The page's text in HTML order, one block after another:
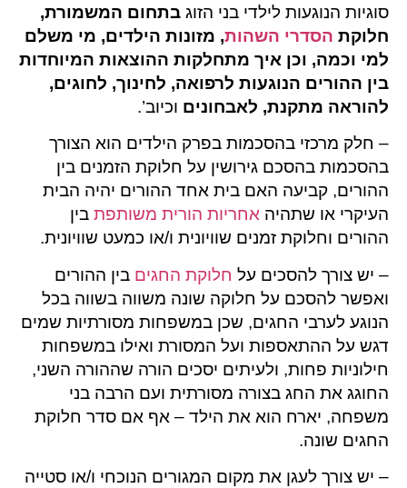
סוגיות הנוגעות לילדי בני הזוג בתחום המשמורת,
חלוקת הסדרי השהות, מזונות הילדים, מי משלם
למי וכמה, וכן איך מתחלקות ההוצאות המיוחדות
בין ההורים הנוגעות לרפואה, לחינוך, לחוגים,
להוראה מתקנת, לאבחונים וכיוב’.
– חלק מרכזי בהסכמות בפרק הילדים הוא הצורך
בהסכמות בהסכם גירושין על חלוקת הזמנים בין
ההורים, קביעה האם בית אחד ההורים יהיה הבית
העיקרי או שתהיה אחריות הורית משותפת בין
ההורים וחלוקת זמנים שוויונית ו/או כמעט שוויונית.
– יש צורך להסכים על חלוקת החגים בין ההורים
ואפשר להסכם על חלוקה שונה משווה בשווה בכל
הנוגע לערבי החגים, שכן במשפחות מסורתיות שמים
דגש על ההתאספות ועל המסורת ואילו במשפחות
חילוניות פחות, ולעיתים יסכים הורה שההורה השני,
החוגג את החג בצורה מסורתית ועם הרבה בני
משפחה, יארח הוא את הילד – אף אם סדר חלוקת
החגים שונה.
– יש צורך לעגן את מקום המגורים הנוכחי ו/או סטייה